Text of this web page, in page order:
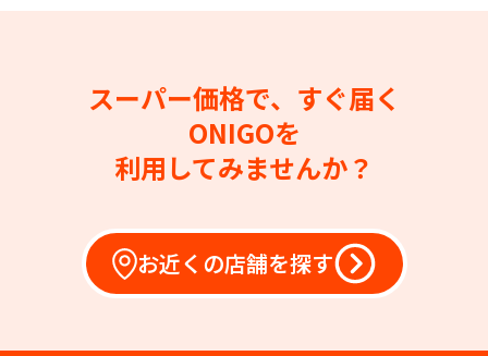
スーパー価格で、すぐ届く
ONIGOを
利用してみませんか？
お近くの店舗を探す